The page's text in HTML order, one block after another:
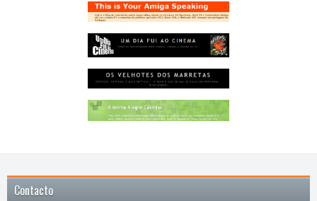
Contacto